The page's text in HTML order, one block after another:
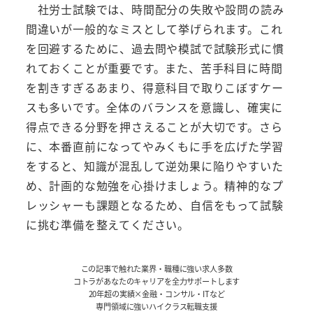
社労士試験では、時間配分の失敗や設問の読み
間違いが一般的なミスとして挙げられます。これ
を回避するために、過去問や模試で試験形式に慣
れておくことが重要です。また、苦手科目に時間
を割きすぎるあまり、得意科目で取りこぼすケー
スも多いです。全体のバランスを意識し、確実に
得点できる分野を押さえることが大切です。さら
に、本番直前になってやみくもに手を広げた学習
をすると、知識が混乱して逆効果に陥りやすいた
め、計画的な勉強を心掛けましょう。精神的なプ
レッシャーも課題となるため、自信をもって試験
に挑む準備を整えてください。
この記事で触れた業界・職種に強い求人多数
コトラがあなたのキャリアを全力サポートします
20年超の実績×金融・コンサル・ITなど
専門領域に強いハイクラス転職支援